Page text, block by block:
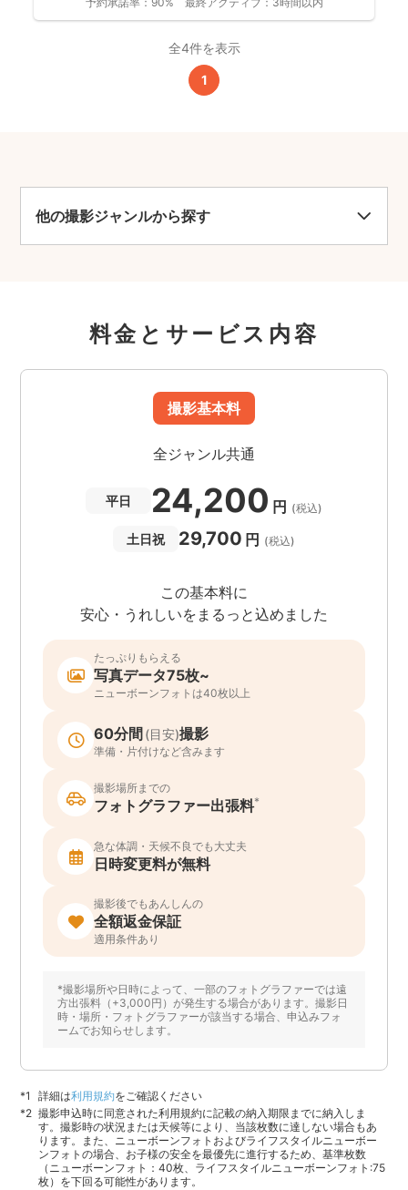
全4件を表示
1
他の撮影ジャンルから探す
料金とサービス内容
撮影基本料
全ジャンル共通
平日 24,200 円 (税込)
土日祝 29,700 円 (税込)
この基本料に
安心・うれしいをまるっと込めました
たっぷりもらえる
写真データ75枚~
ニューボーンフォトは40枚以上
60分間(目安)撮影
準備・片付けなど含みます
撮影場所までの
フォトグラファー出張料*
急な体調・天候不良でも大丈夫
日時変更料が無料
撮影後でもあんしんの
全額返金保証
適用条件あり
*撮影場所や日時によって、一部のフォトグラファーでは遠
方出張料（+3,000円）が発生する場合があります。撮影日
時・場所・フォトグラファーが該当する場合、申込みフォ
ームでお知らせします。
詳細は利用規約をご確認ください
撮影申込時に同意された利用規約に記載の納入期限までに納入しま
す。撮影時の状況または天候等により、当該枚数に達しない場合もあ
ります。また、ニューボーンフォトおよびライフスタイルニューボー
ンフォトの場合、お子様の安全を最優先に進行するため、基準枚数
（ニューボーンフォト：40枚、ライフスタイルニューボーンフォト:75
枚）を下回る可能性があります。